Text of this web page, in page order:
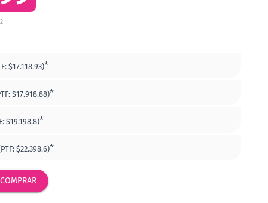
$17.118.93)*
$17.918.88)*
$19.198.8)*
$22.398.6)*